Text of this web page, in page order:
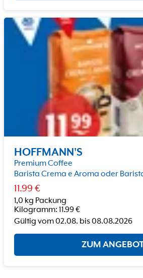
HOFFMANN'S
Premium Coffee
Barista Crema e Aroma oder
11.99 €
1,0 kg Packung
Kilogramm: 11.99€
Gültig vom02.08. bis08.08.2026
ZUM